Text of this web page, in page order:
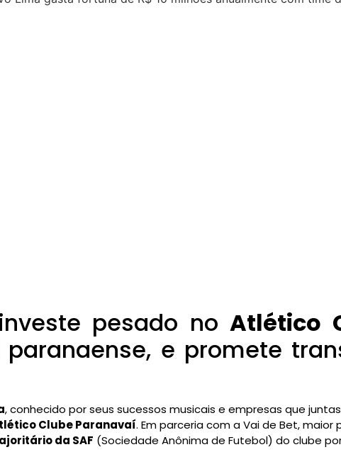
investe pesado noAtlético
e promete
, conhecido por seus sucessos musicais e empresas que
Clube Paranavaí. Em parceria com a Vai de Bet,
da SAF (Sociedade Anônima de Futebol) do clube